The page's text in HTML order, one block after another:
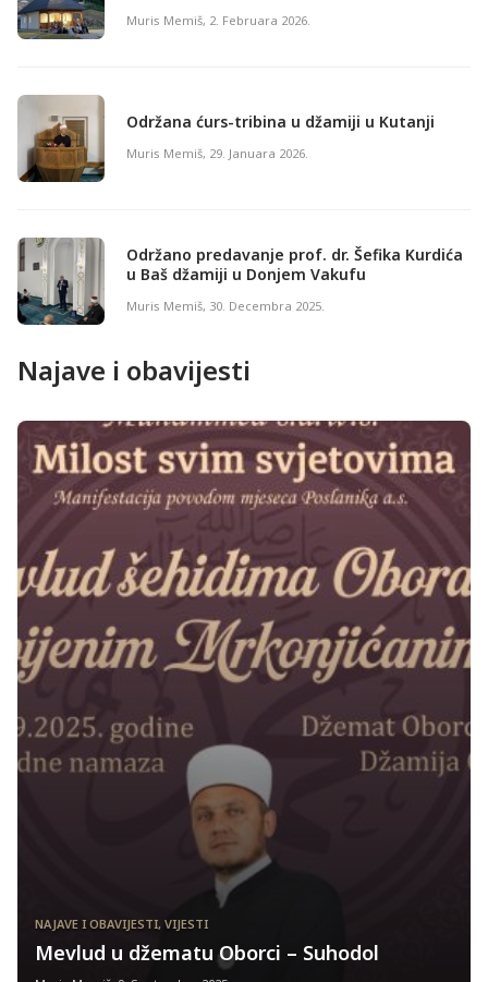
Muris Memiš, 2. Februara 2026.
Održana ćurs-tribina u džamiji u Kutanji
Muris Memiš, 29. Januara 2026.
Održano predavanje prof. dr. Šefika Kurdića
u Baš džamiji u Donjem Vakufu
Muris Memiš, 30. Decembra 2025.
Najave i obavijesti
NAJAVE I OBAVIJESTI, VIJESTI
Mevlud u džematu Oborci – Suhodol